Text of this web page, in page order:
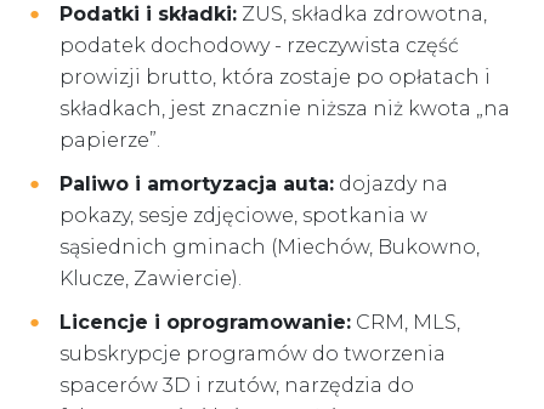
Podatki i składki: ZUS, składka zdrowotna,
podatek dochodowy - rzeczywista część
prowizji brutto, która zostaje po opłatach i
składkach, jest znacznie niższa niż kwota „na
papierze”.
Paliwo i amortyzacja auta: dojazdy na
pokazy, sesje zdjęciowe, spotkania w
sąsiednich gminach (Miechów, Bukowno,
Klucze, Zawiercie).
Licencje i oprogramowanie: CRM, MLS,
subskrypcje programów do tworzenia
spacerów 3D i rzutów, narzędzia do